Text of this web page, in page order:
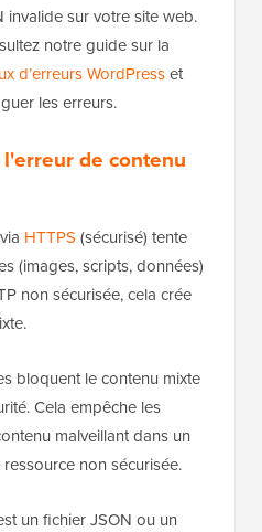
invalide sur votre site web.
notre guide sur la
d’erreurs WordPresset
les erreurs.
de contenu
HTTPS (sécurisé) tente
(images, scripts, données)
non sécurisée, cela crée
bloquent le contenu mixte
Cela empêche les
malveillant dans un
non sécurisée.
un fichier JSON ou un